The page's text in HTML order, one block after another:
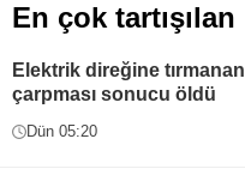
En çok tartışılan
Elektrik direğine
çarpması sonucu öldü
Dün 05:20